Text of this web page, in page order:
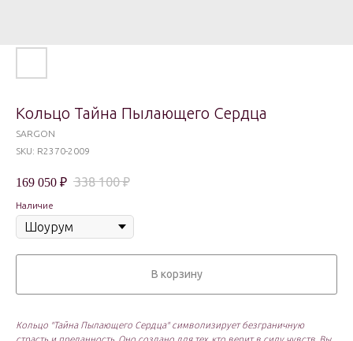
Кольцо Тайна Пылающего Сердца
SARGON
SKU: R2370-2009
169 050 ₽ 338 100 ₽
Наличие
В корзину
Кольцо "Тайна Пылающего Сердца" символизирует безграничную